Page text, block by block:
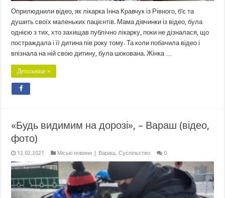
Оприлюднили відео, як лікарка Інна Кравчук із Рівного, б’є та
душить своїх маленьких пацієнтів. Мама дівчинки із відео, була
однією з тих, хто захищав публічно лікарку, поки не дізналася, що
постраждала і її дитина пів року тому. Та коли побачила відео і
впізнала на ній свою дитину, була шокована. Жінка …
Детальніше »
«Будь видимим на дорозі», – Вараш (відео,
фото)
12.02.2021 Міські новини | Вараш,Суспільство 0